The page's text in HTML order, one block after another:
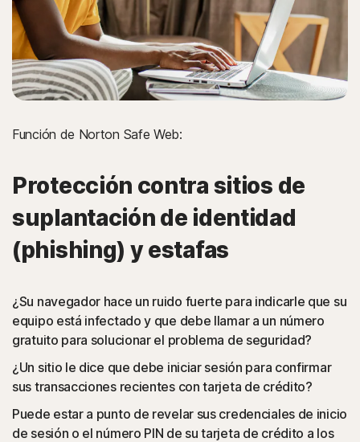
Función de Norton Safe Web:
Protección contra sitios de
suplantación de identidad
(phishing) y estafas
¿Su navegador hace un ruido fuerte para indicarle que su
equipo está infectado y que debe llamar a un número
gratuito para solucionar el problema de seguridad?
¿Un sitio le dice que debe iniciar sesión para confirmar
sus transacciones recientes con tarjeta de crédito?
Puede estar a punto de revelar sus credenciales de inicio
de sesión o el número PIN de su tarjeta de crédito a los